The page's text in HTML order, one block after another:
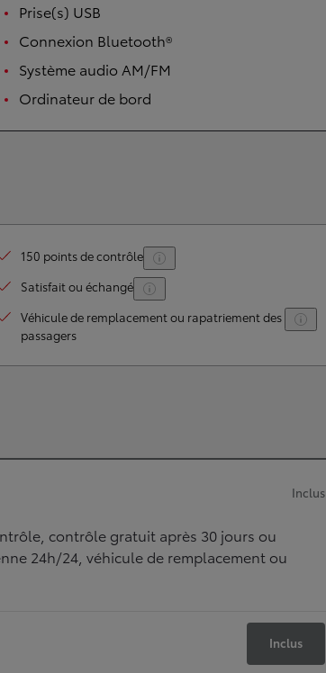
Prise(s) USB
Connexion Bluetooth®
Système audio AM/FM
Ordinateur de bord
150 points de contrôle
Satisfait ou échangé
Véhicule de remplacement ou rapatriement des
passagers
Inclus
contrôle gratuit après 30 jours ou
24h/24, véhicule de remplacement ou
Inclus